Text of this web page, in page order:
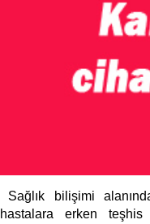
Sağlık bilişimi
hastalara erken teşhis